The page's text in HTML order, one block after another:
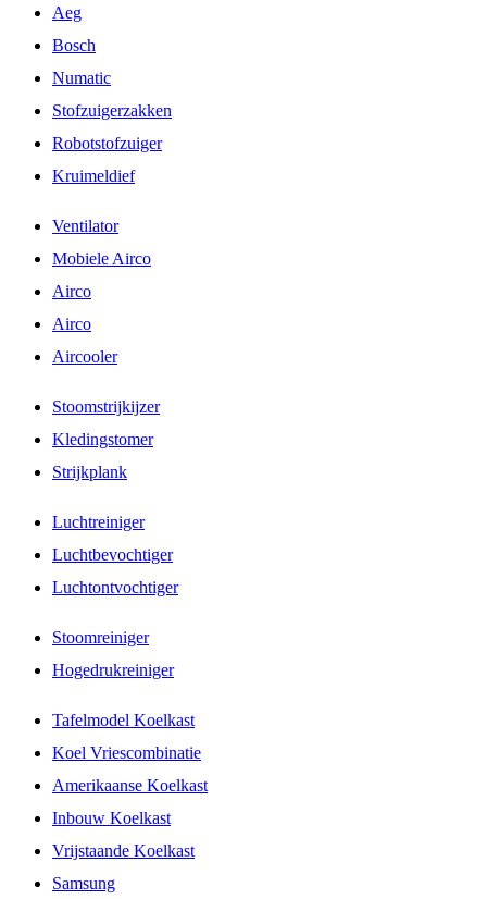
Aeg
Bosch
Numatic
Stofzuigerzakken
Robotstofzuiger
Kruimeldief
Ventilator
Mobiele Airco
Airco
Airco
Aircooler
Stoomstrijkijzer
Kledingstomer
Strijkplank
Luchtreiniger
Luchtbevochtiger
Luchtontvochtiger
Stoomreiniger
Hogedrukreiniger
Tafelmodel Koelkast
Koel Vriescombinatie
Amerikaanse Koelkast
Inbouw Koelkast
Vrijstaande Koelkast
Samsung